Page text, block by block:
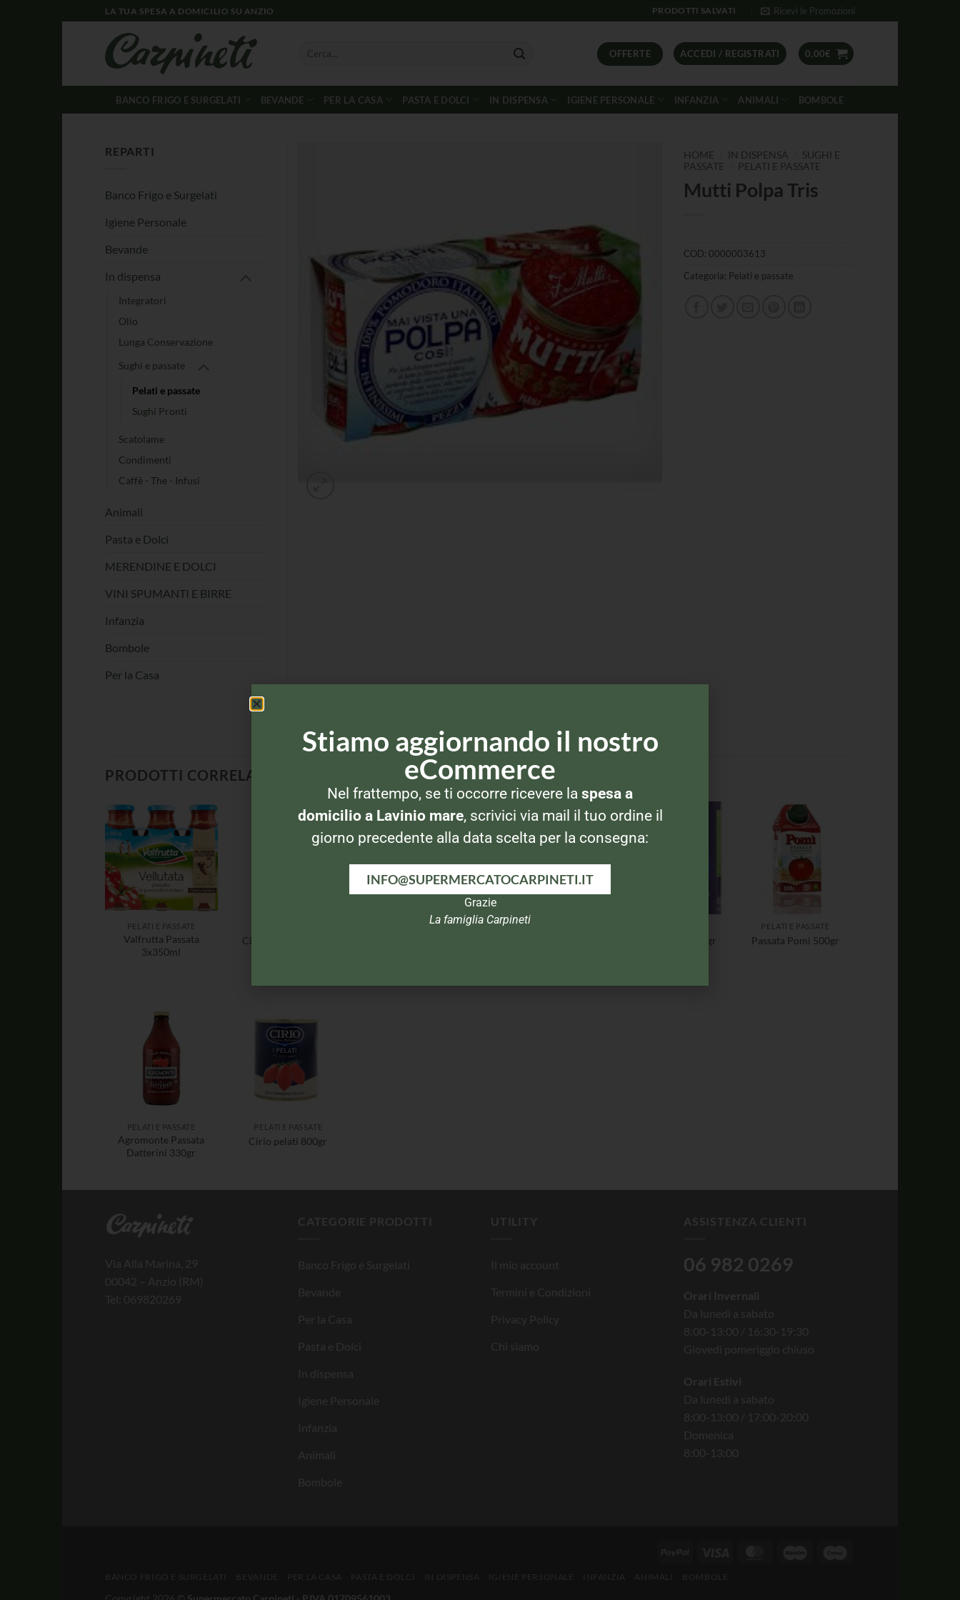
LA TUA SPESA A DOMICILIO SU ANZIO PRODOTTI SALVATI Ricevi le Promozioni
OFFERTE ACCEDI / REGISTRATI 0,00€
BANCO FRIGO E SURGELATI BEVANDE PER LA CASA PASTA E DOLCI IN DISPENSA IGIENE PERSONALE INFANZIA ANIMALI BOMBOLE
HOME IN DISPENSA
SUGHI E
PASSATE
PELATI E PASSATE
Mutti Polpa Tris
COD: 0000003613
Categoria: Pelati e passate
REPARTI
Banco Frigo e Surgelati
Igiene Personale
Bevande
In dispensa
Integratori
Olio
Lunga Conservazione
Sughi e passate
Pelati e passate
Sughi Pronti
Scatolame
Condimenti
Caffè - The - Infusi
Animali
Pasta e Dolci
MERENDINE E DOLCI
VINI SPUMANTI E BIRRE
Infanzia
Bombole
Per la Casa
PRODOTTI CORRELATI
PELATI E PASSATE
Valfrutta Passata
3x350ml
Cirio Passata Verace
PELATI E PASSATE PELATI E PASSATE
Graziella Pelati 800gr
PELATI E PASSATE
Passata Pomì 500gr
PELATI E PASSATE
Agromonte Passata
Datterini 330gr
PELATI E PASSATE
Cirio pelati 800gr
Via Alla Marina, 29
00042 – Anzio (RM)
Tel: 069820269
CATEGORIE PRODOTTI
Banco Frigo e Surgelati
Bevande
Per la Casa
Pasta e Dolci
In dispensa
Igiene Personale
Infanzia
Animali
Bombole
UTILITY
Il mio account
Termini e Condizioni
Privacy Policy
Chi siamo
ASSISTENZA CLIENTI
06 982 0269
Orari Invernali
Da lunedì a sabato
8:00-13:00 / 16:30-19:30
Giovedì pomeriggio chiuso
Orari Estivi
Da lunedì a sabato
8:00-13:00 / 17:00-20:00
Domenica
8:00-13:00
Stiamo aggiornando il nostro
eCommerce
Nel frattempo, se ti occorre ricevere la spesa a
domicilio a Lavinio mare, scrivici via mail il tuo ordine il
giorno precedente alla data scelta per la consegna:
INFO@SUPERMERCATOCARPINETI.IT
Grazie
La famiglia Carpineti